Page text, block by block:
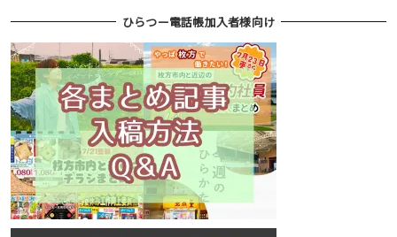
ひらつー電話帳加入者様向け